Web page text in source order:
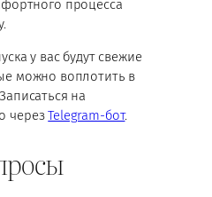
процесса
у вас будут свежие
можно воплотить в
на
черезTelegram-бот.